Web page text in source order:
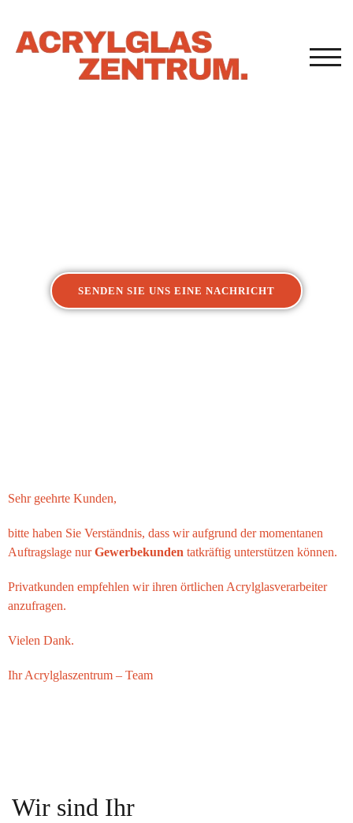
SENDEN SIE UNS EINE NACHRICHT
Sehr geehrte Kunden,
bitte haben Sie Verständnis, dass wir aufgrund der momentanen
Auftragslage nurGewerbekunden tatkräftig unterstützen können.
Privatkunden empfehlen wir ihren örtlichen Acrylglasverarbeiter
anzufragen.
Vielen Dank.
IhrAcrylglaszentrum – Team
Wir sind Ihr